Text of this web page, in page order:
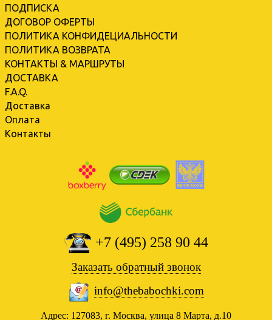
ПОДПИСКА
ДОГОВОР ОФЕРТЫ
ПОЛИТИКА КОНФИДЕЦИАЛЬНОСТИ
ПОЛИТИКА ВОЗВРАТА
КОНТАКТЫ & МАРШРУТЫ
ДОСТАВКА
F.A.Q.
Доставка
Оплата
Контакты
+7 (495) 258 90 44
Заказать обратный звонок
info@thebabochki.com
Адрес: 127083, г. Москва, улица 8 Марта, д.10